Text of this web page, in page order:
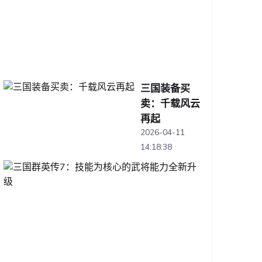
三国装备买
卖：千载风云
再起
2026-04-11
14:18:38